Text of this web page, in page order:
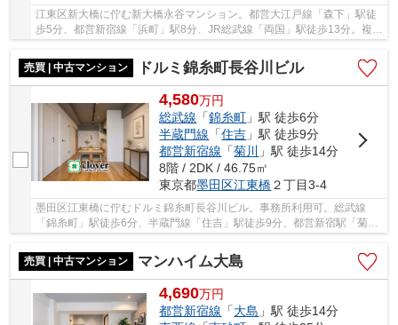
江東区新大橋に佇む新大橋永谷マンション。都営大江戸線「森下」駅徒
歩5分、都営新宿線「浜町」駅8分、JR総武線「両国」駅徒歩13分。複数
売買 | 中古マンション
ドルミ錦糸町長谷川ビル
4,580万円
総武線 「錦糸町 」駅 徒歩6分
半蔵門線 「住吉 」駅 徒歩9分
都営新宿線 「菊川
」駅 徒歩14分
8階 / 2DK / 46.75㎡
東京都墨田区江東橋２丁目3-4
墨田区江東橋に佇むドルミ錦糸町長谷川ビル。事務所利用可。総武線
「錦糸町」駅徒歩6分、半蔵門線「住吉」駅徒歩9分、都営新宿駅「菊
売買 | 中古マンション
マンハイム大島
4,690万円
都営新宿線 「大島 」駅 徒歩14分